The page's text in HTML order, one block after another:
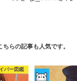
ちらの記事も人気です。
バー図鑑